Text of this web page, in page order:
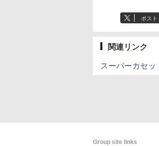
ポスト
関連リンク
スーパーカセッ
Group site links